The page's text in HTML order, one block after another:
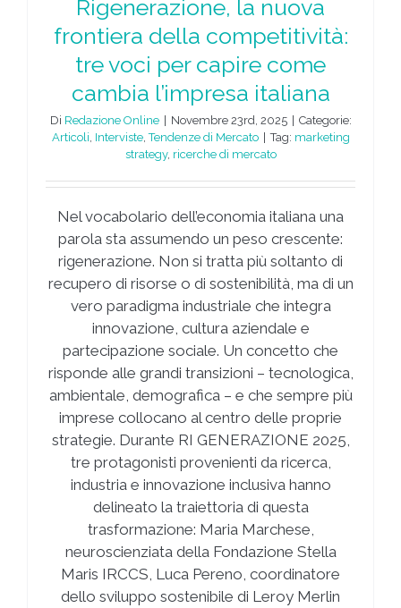
Rigenerazione, la nuova
frontiera della competitività:
tre voci per capire come
cambia l’impresa italiana
Di Redazione Online Novembre 23rd, 2025
Categorie:
Articoli, Interviste,Tendenze di Mercato Tag: marketing
strategy, ricerche di mercato
Nel vocabolario dell’economia italiana una
parola sta assumendo un peso crescente:
rigenerazione. Non si tratta più soltanto di
recupero di risorse o di sostenibilità, ma di un
vero paradigma industriale che integra
innovazione, cultura aziendale e
partecipazione sociale. Un concetto che
risponde alle grandi transizioni – tecnologica,
ambientale, demografica – e che sempre più
imprese collocano al centro delle proprie
strategie. Durante RI GENERAZIONE 2025,
tre protagonisti provenienti da ricerca,
industria e innovazione inclusiva hanno
delineato la traiettoria di questa
trasformazione: Maria Marchese,
neuroscienziata della Fondazione Stella
Maris IRCCS, Luca Pereno, coordinatore
dello sviluppo sostenibile di Leroy Merlin